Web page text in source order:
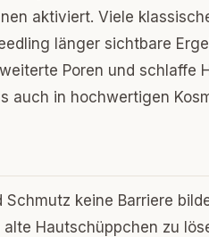
aktiviert. Viele
länger sichtbare
Poren und schlaffe
auch in hochwertigen
keine Barriere
Hautschüppchen zu